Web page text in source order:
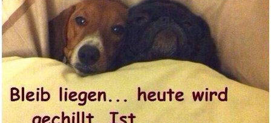
Trousselier 6260565
Schmuckk&a...
Anzeige